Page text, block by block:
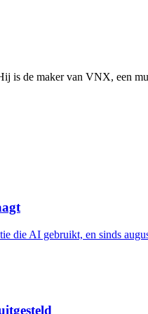
is de maker van VNX, een
AI gebruikt, en sinds